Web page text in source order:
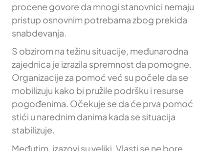
procene govore da mnogi stanovnici nemaju
pristup osnovnim potrebama zbog prekida
snabdevanja.
S obzirom na težinu situacije, međunarodna
zajednica je izrazila spremnost da pomogne.
Organizacije za pomoć već su počele da se
mobilizuju kako bi pružile podršku i resurse
pogođenima. Očekuje se da će prva pomoć
stići u narednim danima kada se situacija
stabilizuje.
Međutim, izazovi su veliki. Vlasti se ne bore